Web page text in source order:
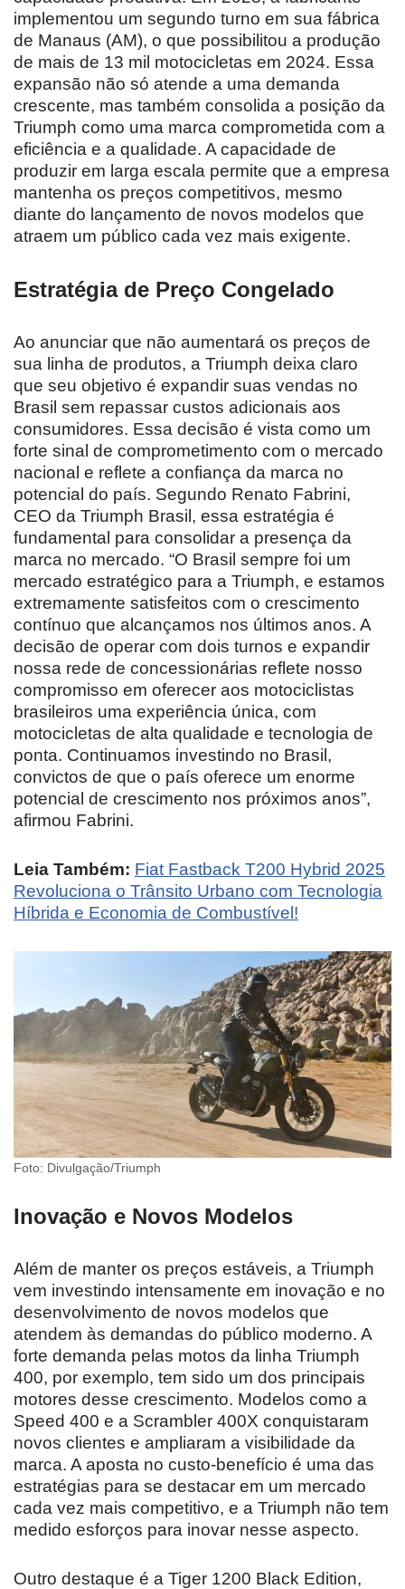
implementou um segundo turno em sua fábrica
de Manaus (AM), o que possibilitou a produção
de mais de 13 mil motocicletas em 2024. Essa
expansão não só atende a uma demanda
crescente, mas também consolida a posição da
Triumph como uma marca comprometida com a
eficiência e a qualidade. A capacidade de
produzir em larga escala permite que a empresa
mantenha os preços competitivos, mesmo
diante do lançamento de novos modelos que
atraem um público cada vez mais exigente.
Estratégia de Preço Congelado
Ao anunciar que não aumentará os preços de
sua linha de produtos, a Triumph deixa claro
que seu objetivo é expandir suas vendas no
Brasil sem repassar custos adicionais aos
consumidores. Essa decisão é vista como um
forte sinal de comprometimento com o mercado
nacional e reflete a confiança da marca no
potencial do país. Segundo Renato Fabrini,
CEO da Triumph Brasil, essa estratégia é
fundamental para consolidar a presença da
marca no mercado. “O Brasil sempre foi um
mercado estratégico para a Triumph, e estamos
extremamente satisfeitos com o crescimento
contínuo que alcançamos nos últimos anos. A
decisão de operar com dois turnos e expandir
nossa rede de concessionárias reflete nosso
compromisso em oferecer aos motociclistas
brasileiros uma experiência única, com
motocicletas de alta qualidade e tecnologia de
ponta. Continuamos investindo no Brasil,
convictos de que o país oferece um enorme
potencial de crescimento nos próximos anos”,
afirmou Fabrini.
Leia Também: Fiat Fastback T200 Hybrid 2025
Revoluciona o Trânsito Urbano com Tecnologia
Híbrida e Economia de Combustível!
Foto: Divulgação/Triumph
Inovação e Novos Modelos
Além de manter os preços estáveis, a Triumph
vem investindo intensamente em inovação e no
desenvolvimento de novos modelos que
atendem às demandas do público moderno. A
forte demanda pelas motos da linha Triumph
400, por exemplo, tem sido um dos principais
motores desse crescimento. Modelos como a
Speed 400 e a Scrambler 400X conquistaram
novos clientes e ampliaram a visibilidade da
marca. A aposta no custo-benefício é uma das
estratégias para se destacar em um mercado
cada vez mais competitivo, e a Triumph não tem
medido esforços para inovar nesse aspecto.
Outro destaque é a Tiger 1200 Black Edition,